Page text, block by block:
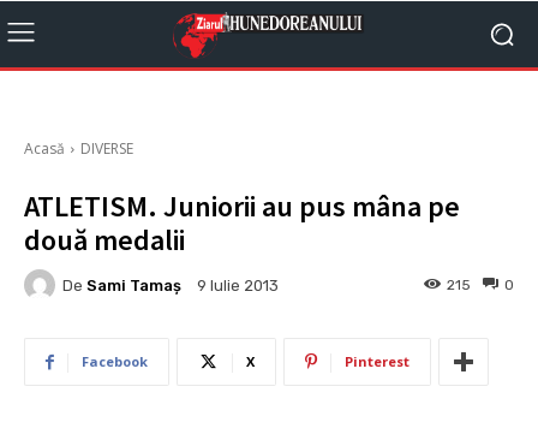
Acasă DIVERSE
ATLETISM. Juniorii au pus mâna pe
două medalii
De Sami Tamaş 9 Iulie 2013 0
215
Facebook X Pinterest